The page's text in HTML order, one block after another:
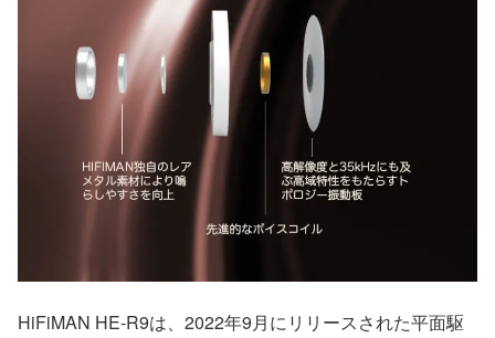
HiFiMAN HE-R9は、2022年9月にリリースされた平面駆